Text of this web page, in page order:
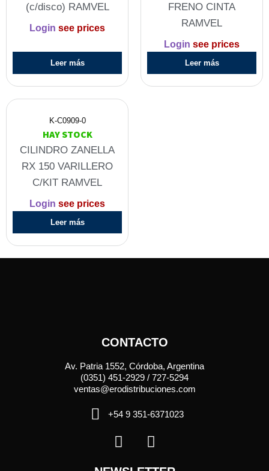
(c/disco) RAMVEL
Login see prices
Leer más
FRENO CINTA
RAMVEL
Login see prices
Leer más
K-C0909-0
HAY STOCK
CILINDRO ZANELLA
RX 150 VARILLERO
C/KIT RAMVEL
Login see prices
Leer más
CONTACTO
Av. Patria 1552, Córdoba, Argentina
(0351) 451-2929 / 727-5294
ventas@erodistribuciones.com
+54 9 351-6371023